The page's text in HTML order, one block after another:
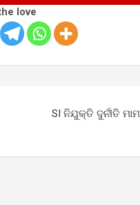
love
SI ନିଯୁକ୍ତି ଦୁର୍ନୀତି